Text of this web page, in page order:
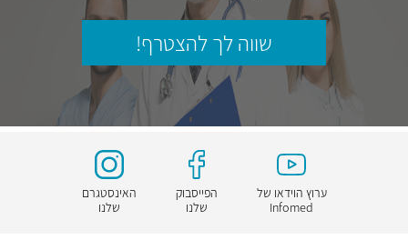
שווה לך להצטרף!
ערוץ הוידאו של
Infomed
הפייסבוק
שלנו
האינסטגרם
שלנו